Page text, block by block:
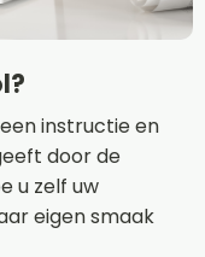
instructie en
door de
u zelf uw
eigen smaak